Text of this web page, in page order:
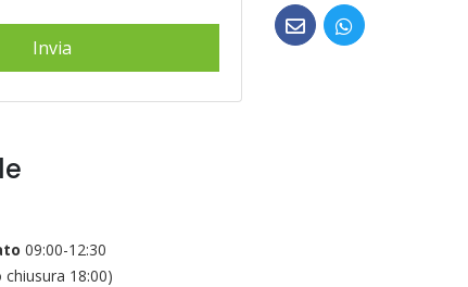
09:00-12:30
chiusura 18:00)